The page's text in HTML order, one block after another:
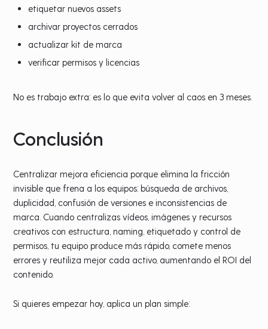
etiquetar nuevos assets
archivar proyectos cerrados
actualizar kit de marca
verificar permisos y licencias
No es trabajo extra: es lo que evita volver al caos en 3 meses.
Conclusión
Centralizar mejora eficiencia porque elimina la fricción
invisible que frena a los equipos: búsqueda de archivos,
duplicidad, confusión de versiones e inconsistencias de
marca. Cuando centralizas vídeos, imágenes y recursos
creativos con estructura, naming, etiquetado y control de
permisos, tu equipo produce más rápido, comete menos
errores y reutiliza mejor cada activo, aumentando el ROI del
contenido.
Si quieres empezar hoy, aplica un plan simple: